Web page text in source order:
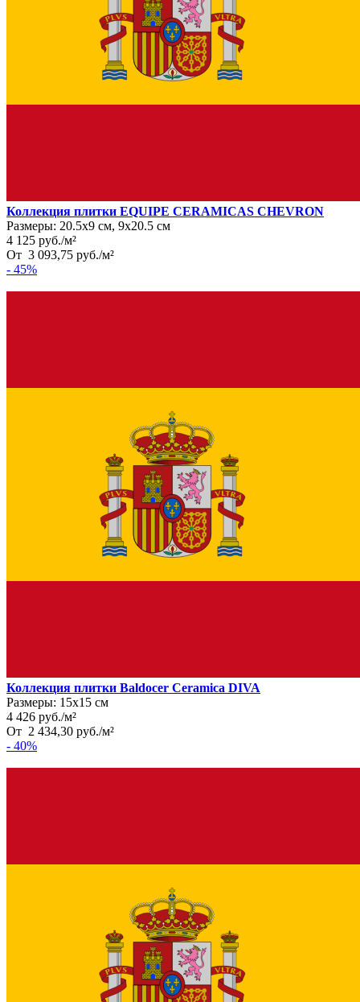
Коллекция плитки EQUIPE CERAMICAS CHEVRON
Размеры: 20.5х9 см, 9х20.5 см
4 125 руб./м²
От 3 093,75 руб./м²
- 45%
Коллекция плитки Baldocer Ceramica DIVA
Размеры: 15х15 см
4 426 руб./м²
От 2 434,30 руб./м²
- 40%